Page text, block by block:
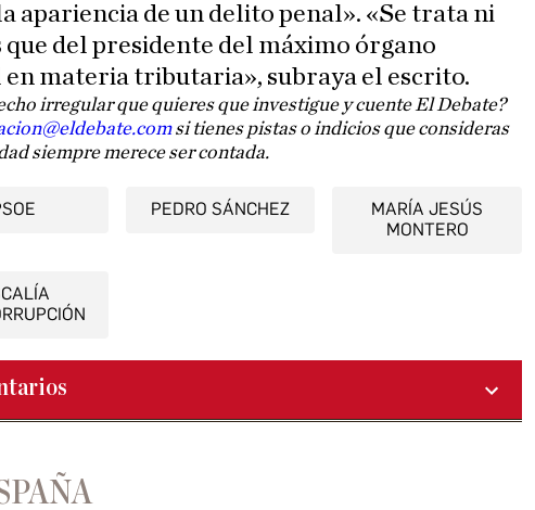
apariencia de un delito penal». «Se trata ni
que del presidente del máximo órgano
materia tributaria», subraya el escrito.
irregular que quieres que investigue y cuente El Debate?
si tienes pistas o indicios que consideras
siempre merece ser contada.
PEDRO SÁNCHEZ
MARÍA JESÚS
MONTERO